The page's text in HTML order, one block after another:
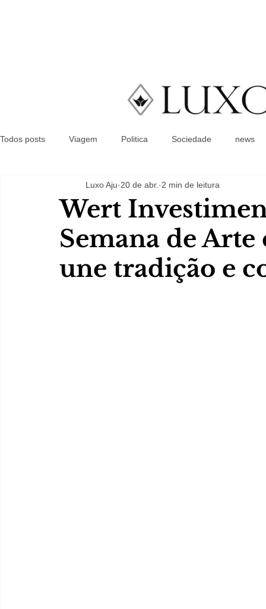
Todos posts Viagem Politica Sociedade news
Wert
Semana de
une tradição e
Luxo Aju 20 de abr. 2 min de leitura